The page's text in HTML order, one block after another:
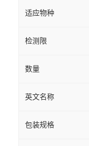
适应物种
检测限
数量
英文名称
包装规格